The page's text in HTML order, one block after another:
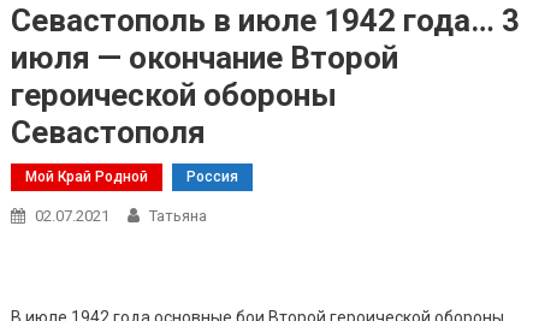
Севастополь в июле 1942 года… 3
июля — окончание Второй
героической обороны
Севастополя
Мой Край Родной Россия
02.07.2021 Татьяна
В июле 1942 года основные бои Второй героической обороны